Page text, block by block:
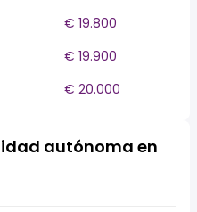
€ 19.800
€ 19.900
€ 20.000
autónoma en